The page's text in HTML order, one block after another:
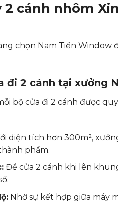
2 cánh nhôm
chọn Nam Tiến Window
đi 2 cánh tại xưởng
bộ cửa đi 2 cánh được
diện tích hơn 300m²,
phẩm.
Để cửa 2 cánh khi lên
Nhờ sự kết hợp giữa máy